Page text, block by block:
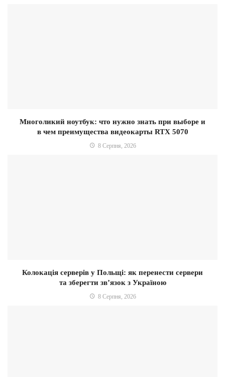
Многоликий ноутбук: что нужно знать при выборе и
в чем преимущества видеокарты RTX 5070
8 Серпня, 2026
Колокація серверів у Польщі: як перенести сервери
та зберегти зв’язок з Україною
8 Серпня, 2026